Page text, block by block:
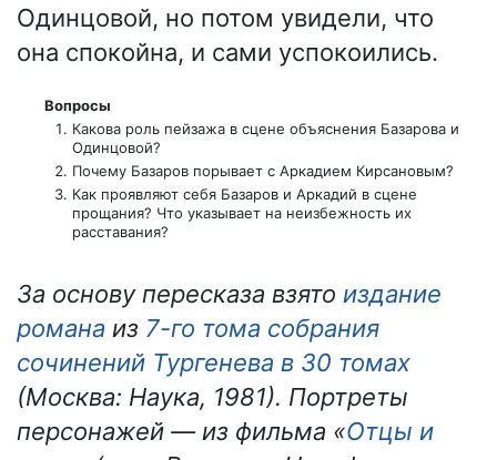
Одинцовой, но потом увидели, что
она спокойна, и сами успокоились.
Вопросы
Какова роль пейзажа в сцене объяснения Базарова и
Одинцовой?
Почему Базаров порывает с Аркадием Кирсановым?
Как проявляют себя Базаров и Аркадий в сцене
прощания? Что указывает на неизбежность их
расставания?
За основу пересказа взято издание
романа из 7-го тома собрания
сочинений Тургенева в 30 томах
(Москва: Наука, 1981). Портреты
персонажей — из фильма «Отцы и